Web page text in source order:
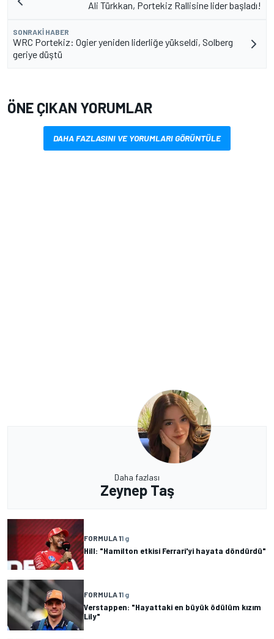
Ali Türkkan, Portekiz Rallisine lider başladı!
SONRAKI HABER
WRC Portekiz: Ogier yeniden liderliğe yükseldi, Solberg
geriye düştü
ÖNE ÇIKAN YORUMLAR
DAHA FAZLASINI VE YORUMLARI GÖRÜNTÜLE
Daha fazlası
Zeynep Taş
FORMULA 11 g
Hill: "Hamilton etkisi Ferrari'yi hayata döndürdü"
FORMULA 11 g
Verstappen: "Hayattaki en büyük ödülüm kızım
Lily"